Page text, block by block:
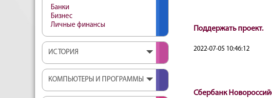
Банки
Бизнес
Личные финансы
ИСТОРИЯ
КОМПЬЮТЕРЫ И ПРОГРАММЫ
Поддержать проект.
2022-07-05 10:46:12
Сбербанк